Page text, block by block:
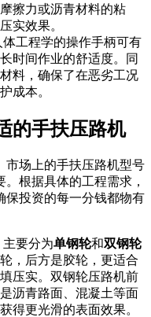
擦力或沥青材料的粘
实效果。
体工程学的操作手柄可有
时间作业的舒适度。同
料，确保了在恶劣工况
成本。
的手扶压路机
市场上的手扶压路机型号
根据具体的工程需求，
保投资的每一分钱都物有
主要分为单钢轮和双钢轮
，后方是胶轮，更适合
压实。双钢轮压路机前
沥青路面、混凝土等面
得更光滑的表面效果。